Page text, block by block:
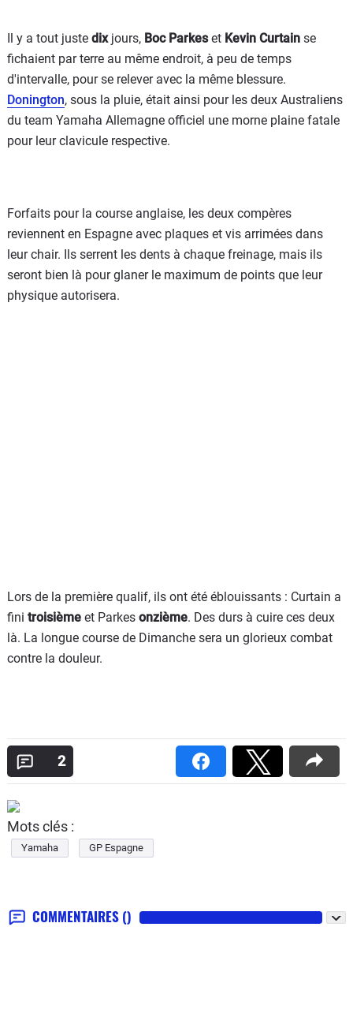
Il y a tout juste dixjours, Boc Parkeset Kevin Curtain se
fichaient par terre au même endroit, à peu de temps
d'intervalle, pour se relever avec la même blessure.
Donington, sous la pluie, était ainsi pour les deux Australiens
du team Yamaha Allemagne officiel une morne plaine fatale
pour leur clavicule respective.
Forfaits pour la course anglaise, les deux compères
reviennent en Espagne avec plaques et vis arrimées dans
leur chair. Ils serrent les dents à chaque freinage, mais ils
seront bien là pour glaner le maximum de points que leur
physique autorisera.
Lors de la première qualif, ils ont été éblouissants : Curtain a
fini troisième et Parkes onzième. Des durs à cuire ces deux
là. La longue course de Dimanche sera un glorieux combat
contre la douleur.
2
Mots clés :
Yamaha GP Espagne
COMMENTAIRES ()